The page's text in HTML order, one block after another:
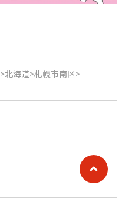
>北海道>札幌市南区>